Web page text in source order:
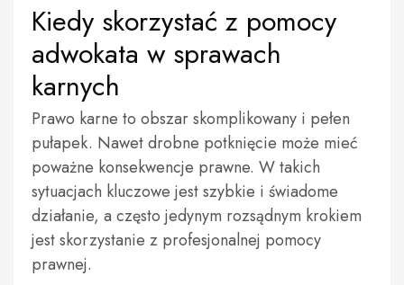
Kiedy skorzystać z pomocy
adwokata w sprawach
karnych
Prawo karne to obszar skomplikowany i pełen
pułapek. Nawet drobne potknięcie może mieć
poważne konsekwencje prawne. W takich
sytuacjach kluczowe jest szybkie i świadome
działanie, a często jedynym rozsądnym krokiem
jest skorzystanie z profesjonalnej pomocy
prawnej.